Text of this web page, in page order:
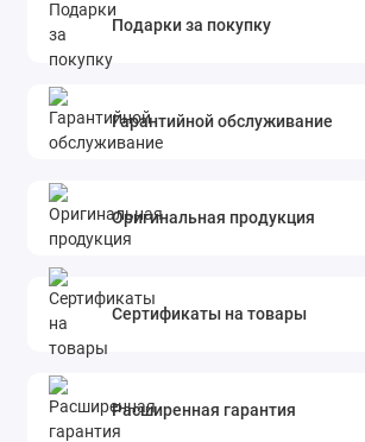
В интернет-магазине
Redmi Note 13 Pro+ 12/512 ГБ, фиолетовый
всей России. Мы предлагаем только
продукцию, а также гарантируем
обслуживание и выгодные условия для
доставкой!
Подарки за покупку
Гарантийной обслуживание
Оригинальная продукция
Сертификаты на товары
Расширенная гарантия